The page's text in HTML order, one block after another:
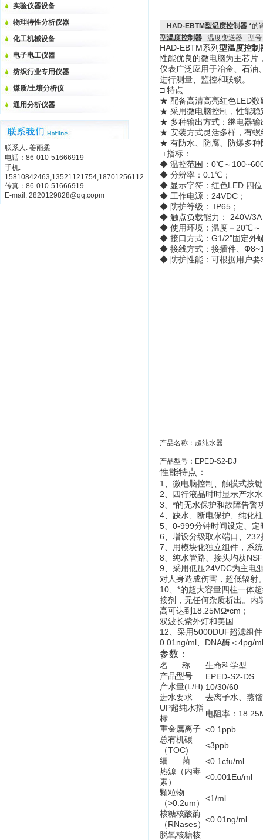
实验仪器设备
物理特性分析仪器
化工机械设备
电子电工仪器
纺织行业专用仪器
煤质/土壤分析仪
通用分析仪器
联系人: 姜雨柔
电话：86-010-51666919
手机:
15810842463,13521121754,18701256112
传真：86-010-51666919
E-mail: 2820129828@qq.copm
HAD-EBTM型温度控制器 *的
型温度控制器 温度变送器 型号
HAD-EBTM系列型温度控制
性能优良的微电脑为主芯片
仪表广泛应用于冶金、石油
进行测量、监控和联锁。
□ 特点
★ 配备高清高亮红色LED数
★ 采用微电脑控制，性能稳
★ 多种输出方式：继电器输
★ 安装方式灵活多样，有螺
★ 有防水、防腐、防爆多种
□ 指标：
◆ 温控范围：0℃～
◆ 分辨率： 0.1℃；
◆ 显示字符：红色LED 四
◆ 工作电源：24VDC ；
◆ 防护等级：
IP65 ；
◆ 触点负载能力： 240V/3A
◆ 使用环境：温度－ 20℃～
◆ 接口方式： G1/2"固定外
◆ 接线方式：接插件、
◆ 防护性能： 可根据用户
产品名称：超纯水器
产品型号：EPED-S2-DJ
性能特点：
1、 微电脑控制、触摸式按
2、四行液晶时时显示产水
3、*的无水保护和故障告警
4、缺水、断电保护、纯化
5、0-999分钟时间设定、
6、增设分级取水端口、
7、用模块化独立组件，系
8、纯水管路、接头均获
9、采用低压24VDC为主电
对人身造成伤害，超低辐射
10、*的超大容量四柱一体
接剂，无任何杂质析出。内
高可达到18.25MΩ•cm；
双波长紫外灯和美国
12、采用5000DUF超滤组
0.01ng/ml、DNA酶＜4pg/
参数：
名 称
生命科学型
产品型号
EPED-S2-DS
产水量(L/H) 10/30/60
进水要求
去离子水、蒸
UP超纯水指
标
电阻率：
重金属离子 <0.1ppb
总有机碳
（TOC)
<3ppb
细 菌
<0.1cfu/ml
热源（内毒
素）
<0.001Eu/ml
颗粒物
（>0.2um）
<1/ml
核糖核酸酶
（RNases） <0.01ng/ml
脱氧核糖核